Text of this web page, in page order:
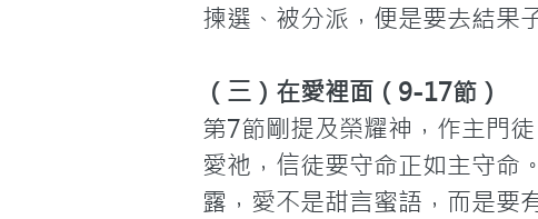
揀選、被分派，便是要去結果
（三）在愛裡面（9-17節）
第7節剛提及榮耀神，作主門
愛祂，信徒要守命正如主守命
露，愛不是甜言蜜語，而是要